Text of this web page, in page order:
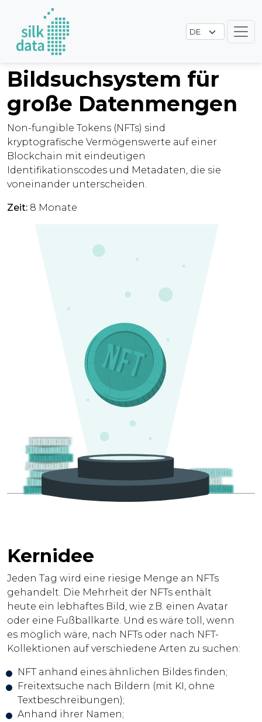
Bildsuchsystem für
große Datenmengen
Non-fungible Tokens (NFTs) sind
kryptografische Vermögenswerte auf einer
Blockchain mit eindeutigen
Identifikationscodes und Metadaten, die sie
voneinander unterscheiden.
Zeit: 8 Monate
Kernidee
Jeden Tag wird eine riesige Menge an NFTs
gehandelt. Die Mehrheit der NFTs enthält
heute ein lebhaftes Bild, wie z.B. einen Avatar
oder eine Fußballkarte. Und es wäre toll, wenn
es möglich wäre, nach NFTs oder nach NFT-
Kollektionen auf verschiedene Arten zu suchen:
NFT anhand eines ähnlichen Bildes finden;
Freitextsuche nach Bildern (mit KI, ohne
Textbeschreibungen);
Anhand ihrer Namen;